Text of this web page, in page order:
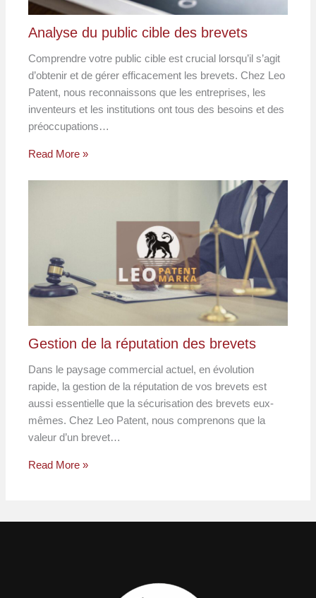
Analyse du public cible des brevets
Comprendre votre public cible est crucial lorsqu’il s’agit
d’obtenir et de gérer efficacement les brevets. Chez Leo
Patent, nous reconnaissons que les entreprises, les
inventeurs et les institutions ont tous des besoins et des
préoccupations…
Read More »
Gestion de la réputation des brevets
Dans le paysage commercial actuel, en évolution
rapide, la gestion de la réputation de vos brevets est
aussi essentielle que la sécurisation des brevets eux-
mêmes. Chez Leo Patent, nous comprenons que la
valeur d’un brevet…
Read More »